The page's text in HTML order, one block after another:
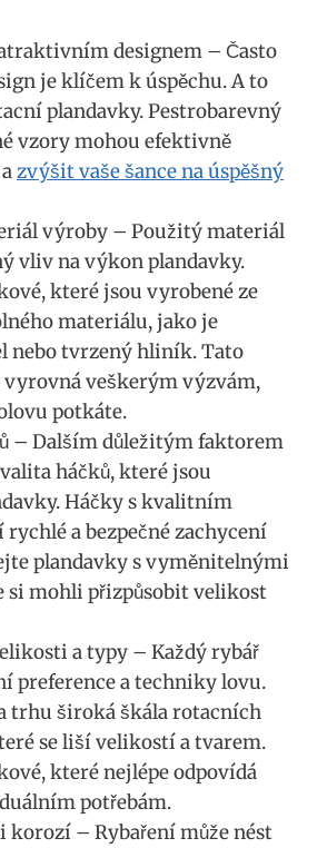
designem – Často
⁢je ‌klíčem k úspěchu. A to
‍plandavky. Pestrobarevný
vzory ​mohou efektivně
zvýšit vaše‍ šance na úspěšný
výroby – Použitý materiál
vliv na výkon plandavky.⁤
​které jsou vyrobené ze
materiálu, jako je
nebo‍ tvrzený hliník. Tato
​vyrovná veškerým výzvám,
potkáte.
– Dalším důležitým faktorem​
háčků, které jsou
Háčky s kvalitním
a bezpečné zachycení
plandavky s vyměnitelnými
si mohli přizpůsobit velikost
a typy – Každý ‌rybář
preference a techniky lovu.
⁣trhu široká škála rotacních
se liší velikostí a⁢ tvarem.
které nejlépe odpovídá
potřebám.
korozí – Rybaření může nést